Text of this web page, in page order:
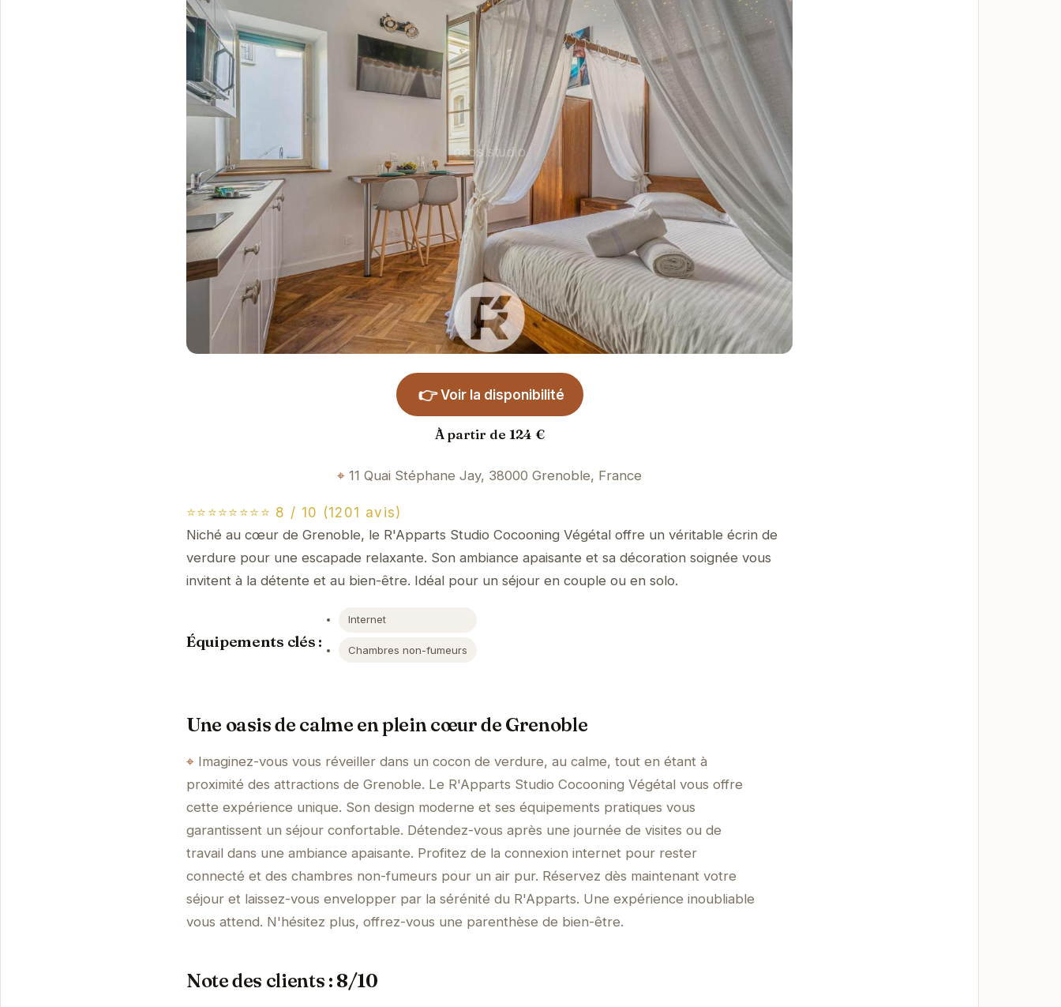
👉 Voir la disponibilité
À partir de 124 €
11 Quai Stéphane Jay, 38000 Grenoble, France
⭐⭐⭐⭐⭐⭐⭐⭐ 8 / 10 (1201 avis)
Niché au cœur de Grenoble, le R'Apparts Studio Cocooning Végétal offre un véritable écrin de
verdure pour une escapade relaxante. Son ambiance apaisante et sa décoration soignée vous
invitent à la détente et au bien-être. Idéal pour un séjour en couple ou en solo.
Équipements clés :
Internet
Chambres non-fumeurs
Une oasis de calme en plein cœur de Grenoble
Imaginez-vous vous réveiller dans un cocon de verdure, au calme, tout en étant à
proximité des attractions de Grenoble. Le R'Apparts Studio Cocooning Végétal vous offre
cette expérience unique. Son design moderne et ses équipements pratiques vous
garantissent un séjour confortable. Détendez-vous après une journée de visites ou de
travail dans une ambiance apaisante. Profitez de la connexion internet pour rester
connecté et des chambres non-fumeurs pour un air pur. Réservez dès maintenant votre
séjour et laissez-vous envelopper par la sérénité du R'Apparts. Une expérience inoubliable
vous attend. N'hésitez plus, offrez-vous une parenthèse de bien-être.
Note des clients : 8/10